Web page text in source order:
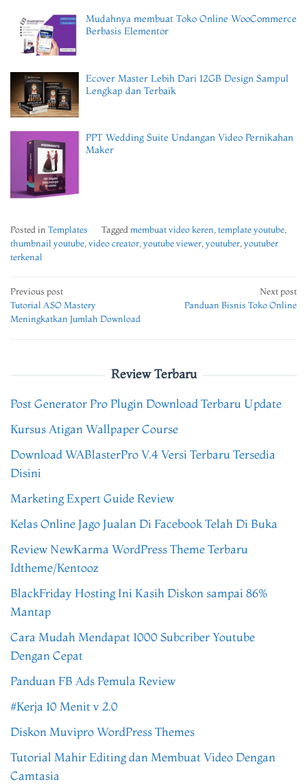
Mudahnya membuat Toko Online WooCommerce
Berbasis Elementor
Ecover Master Lebih Dari 12GB Design Sampul
Lengkap dan Terbaik
PPT Wedding Suite Undangan Video Pernikahan
Maker
Posted in Templates Tagged membuat video keren template youtube
thumbnail youtube video creator, youtube viewer, youtuber, youtuber
terkenal
Post
navigation
Previous post
Tutorial ASO Mastery
Meningkatkan Jumlah Download
Next post
Panduan Bisnis Toko Online
Review Terbaru
Post Generator Pro Plugin Download Terbaru Update
Kursus Atigan Wallpaper Course
Download WABlasterPro V.4 Versi Terbaru Tersedia
Disini
Marketing Expert Guide Review
Kelas Online Jago Jualan Di Facebook Telah Di Buka
Review NewKarma WordPress Theme Terbaru
Idtheme/Kentooz
BlackFriday Hosting Ini Kasih Diskon sampai 86%
Mantap
Cara Mudah Mendapat 1000 Subcriber Youtube
Dengan Cepat
Panduan FB Ads Pemula Review
#Kerja 10 Menit v 2.0
Diskon Muvipro WordPress Themes
Tutorial Mahir Editing dan Membuat Video Dengan
Camtasia